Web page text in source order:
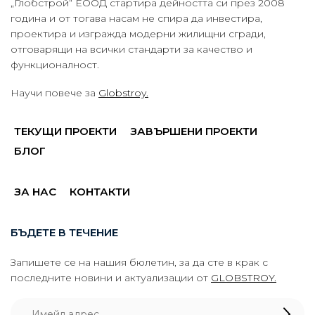
„Глобстрой“ ЕООД стартира дейността си през 2008
година и от тогава насам не спира да инвестира,
проектира и изгражда модерни жилищни сгради,
отговарящи на всички стандарти за качество и
функционалност.
Научи повече за Globstroy.
ТЕКУЩИ ПРОЕКТИ
ЗАВЪРШЕНИ ПРОЕКТИ
БЛОГ
ЗА НАС КОНТАКТИ
БЪДЕТЕ В ТЕЧЕНИЕ
Запишете се на нашия бюлетин, за да сте в крак с
последните новини и актуализации от GLOBSTROY.